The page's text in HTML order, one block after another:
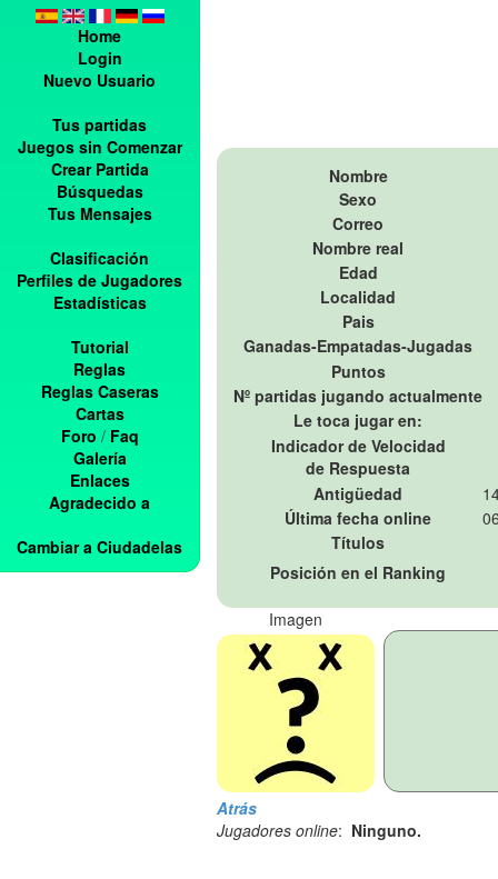
Home
Login
Nuevo Usuario
Tus partidas
Juegos sin Comenzar
Crear Partida
Búsquedas
Tus Mensajes
Clasificación
Perfiles de Jugadores
Estadísticas
Tutorial
Reglas
Reglas Caseras
Cartas
Foro / Faq
Galería
Enlaces
Agradecido a
Cambiar a Ciudadelas
Nombre
Sexo
Correo
Nombre real
Edad
Localidad
Pais
Ganadas-Empatadas-Jugadas
Puntos
Nº partidas jugando actualmente
Le toca jugar en:
Indicador de Velocidad
de Respuesta
Antigüedad
Última fecha online
Títulos
Posición en el Ranking
Imagen
Atrás
Jugadores online: Ninguno.